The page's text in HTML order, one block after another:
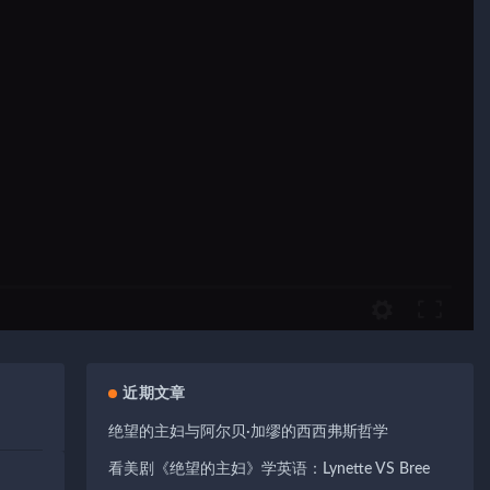
近期文章
绝望的主妇与阿尔贝·加缪的西西弗斯哲学
看美剧《绝望的主妇》学英语：Lynette VS Bree